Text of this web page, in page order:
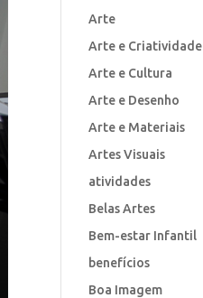
Arte
Arte e Criatividade
Arte e Cultura
Arte e Desenho
Arte e Materiais
Artes Visuais
atividades
Belas Artes
Bem-estar Infantil
benefícios
Boa Imagem